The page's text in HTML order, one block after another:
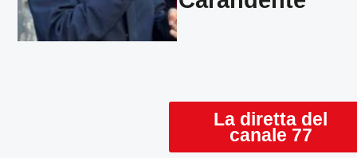
La diretta del
canale 77